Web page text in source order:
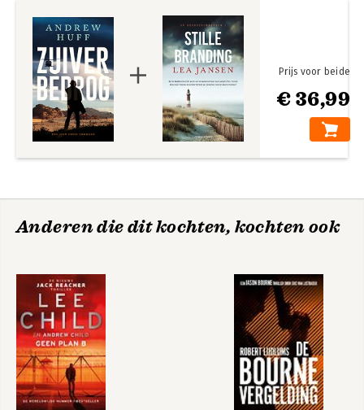
€ 36,99
Prijs voor beide
Anderen die dit kochten, kochten ook